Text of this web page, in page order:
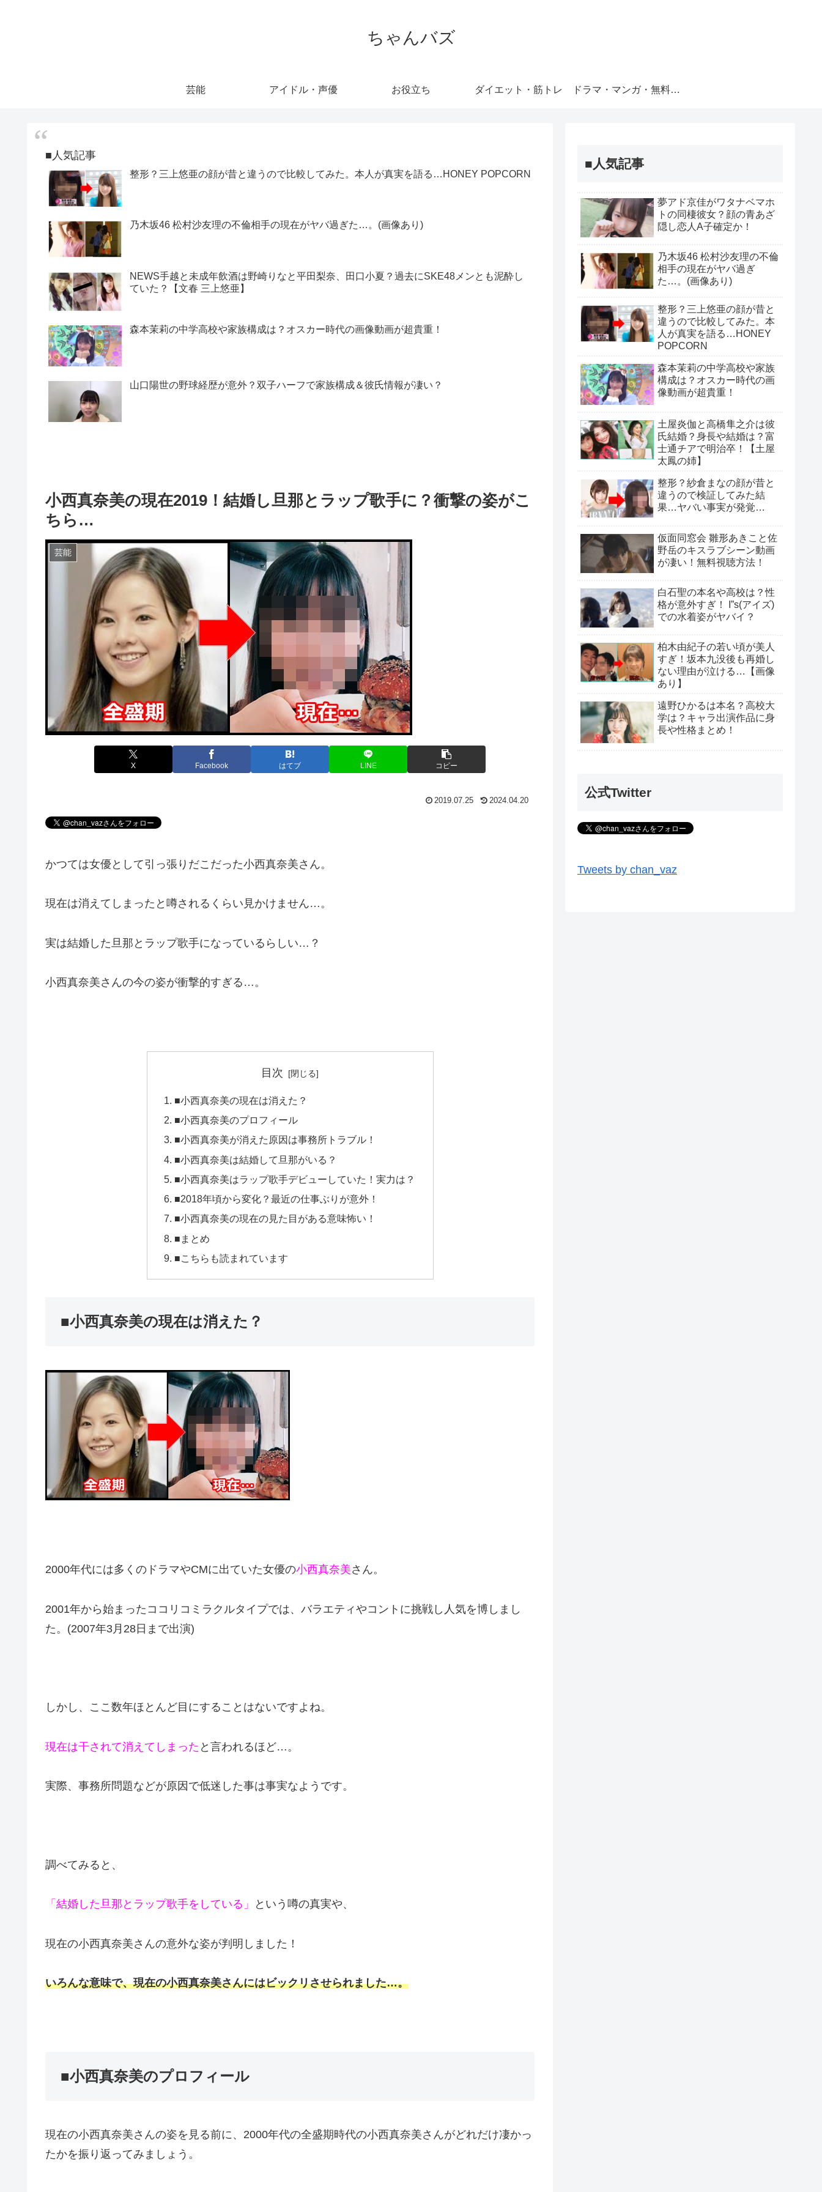
ちゃんバズ
芸能 アイドル・声優 お役立ち ダイエット・筋トレ ドラマ・マンガ・無料視聴
■人気記事
整形？三上悠亜の顔が昔と違うので比較してみた。本人が真実を語る…HONEY POPCORN
乃木坂46 松村沙友理の不倫相手の現在がヤバ過ぎた…。(画像あり)
NEWS手越と未成年飲酒は野崎りなと平田梨奈、田口小夏？過去にSKE48メンとも泥酔し
ていた？【文春 三上悠亜】
森本茉莉の中学高校や家族構成は？オスカー時代の画像動画が超貴重！
山口陽世の野球経歴が意外？双子ハーフで家族構成＆彼氏情報が凄い？
小西真奈美の現在2019！結婚し旦那とラップ歌手に？衝撃の姿がこ
ちら…
芸能
X Facebook はてブ LINE コピー
2019.07.25 2024.04.20
かつては女優として引っ張りだこだった小西真奈美さん。
現在は消えてしまったと噂されるくらい見かけません…。
実は結婚した旦那とラップ歌手になっているらしい…？
小西真奈美さんの今の姿が衝撃的すぎる…。
目次
■小西真奈美の現在は消えた？
■小西真奈美のプロフィール
■小西真奈美が消えた原因は事務所トラブル！
■小西真奈美は結婚して旦那がいる？
■小西真奈美はラップ歌手デビューしていた！実力は？
■2018年頃から変化？最近の仕事ぶりが意外！
■小西真奈美の現在の見た目がある意味怖い！
■まとめ
■こちらも読まれています
■小西真奈美の現在は消えた？
2000年代には多くのドラマやCMに出ていた女優の小西真奈美さん。
2001年から始まったココリコミラクルタイプでは、バラエティやコントに挑戦し人気を博しまし
た。(2007年3月28日まで出演)
しかし、ここ数年ほとんど目にすることはないですよね。
現在は干されて消えてしまった と言われるほど…。
実際、事務所問題などが原因で低迷した事は事実なようです。
調べてみると、
「結婚した旦那とラップ歌手をしている」 という噂の真実や、
現在の小西真奈美さんの意外な姿が判明しました！
いろんな意味で、現在の小西真奈美さんにはビックリさせられました…。
■小西真奈美のプロフィール
現在の小西真奈美さんの姿を見る前に、2000年代の全盛期時代の小西真奈美さんがどれだけ凄かっ
たかを振り返ってみましょう。
■人気記事
夢アド京佳がワタナベマホ
トの同棲彼女？顔の青あざ
隠し恋人A子確定か！
乃木坂46 松村沙友理の不倫
相手の現在がヤバ過ぎ
た…。(画像あり)
整形？三上悠亜の顔が昔と
違うので比較してみた。本
人が真実を語る…HONEY
POPCORN
森本茉莉の中学高校や家族
構成は？オスカー時代の画
像動画が超貴重！
土屋炎伽と高橋隼之介は彼
氏結婚？身長や結婚は？富
士通チアで明治卒！【土屋
太鳳の姉】
整形？紗倉まなの顔が昔と
違うので検証してみた結
果…ヤバい事実が発覚…
仮面同窓会 雛形あきこと佐
野岳のキスラブシーン動画
が凄い！無料視聴方法！
白石聖の本名や高校は？性
格が意外すぎ！ I”s(アイズ)
での水着姿がヤバイ？
柏木由紀子の若い頃が美人
すぎ！坂本九没後も再婚し
ない理由が泣ける…【画像
あり】
遠野ひかるは本名？高校大
学は？キャラ出演作品に身
長や性格まとめ！
公式Twitter
Tweets by chan_vaz